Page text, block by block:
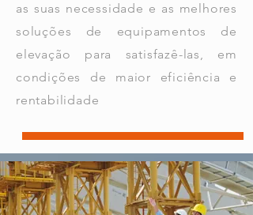
as suas necessidade e as melhores
soluções de equipamentos de
elevação para satisfazê-las, em
condições de maior eficiência e
rentabilidade